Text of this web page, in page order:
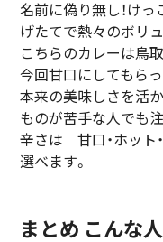
名前に偽り無し！け
げたてで熱々のボリ
こちらのカレーは鳥
今回甘口にしてもら
本来の美味しさを活
ものが苦手な人でも
辛さは 甘口・ホット
選べます。
まとめ こんな